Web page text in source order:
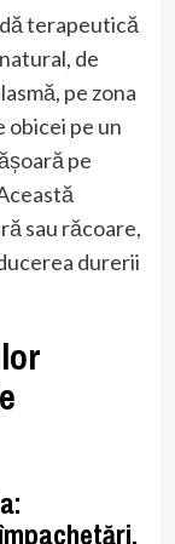
terapeutică
de
pe zona
obicei pe un
pe
sau răcoare,
durerii